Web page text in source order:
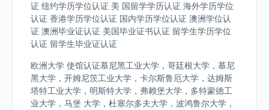
证 纽约学历学位认证 美 国留学学历认证 海外学历学位
认证 香港学历学位认证 国内学历学位认证 澳洲学位认
证 澳洲毕业证认证 美国毕业证书认证 留学生学历学位
认证 留学生毕业证认证
欧洲大学 使馆认证慕尼黑工业大学，哥廷根大学，慕尼
黑大学，开姆尼茨工业大学，卡尔斯鲁厄大学，达姆斯
塔特工业大学，明斯特大学，弗赖堡大学，多特蒙德工
业大学，马堡 大学，杜塞尔多夫大学，波鸿鲁尔大学，